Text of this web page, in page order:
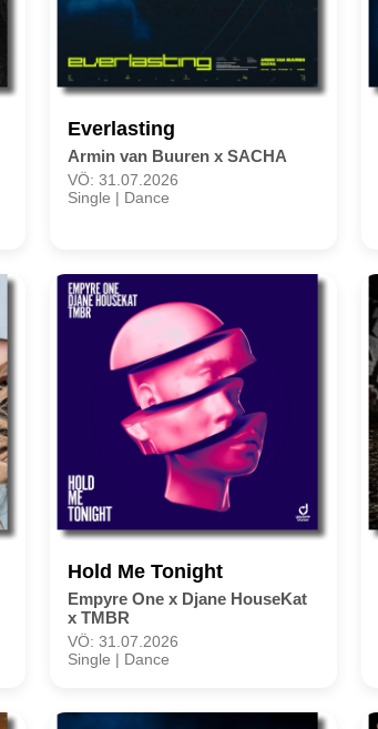
Everlasting
Armin van Buuren x SACHA
VÖ: 31.07.2026
Single | Dance
Hold Me Tonight
Empyre One x Djane HouseKat
x TMBR
VÖ: 31.07.2026
Single | Dance